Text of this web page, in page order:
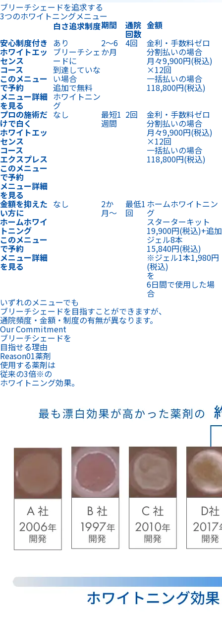
ブリーチシェードを追求する
3つのホワイトニングメニュー
白さ追求制度期間 通院
回数
金額
安心制度付き
ホワイトエッ
センス
コース
このメニュー
で予約
メニュー詳細
を見る
あり
ブリーチシェ
ードに
到達していな
い場合
追加で無料
ホワイトニン
グ
2〜6
か月
4回 金利・手数料ゼロ
分割払いの場合
月々9,900円(税込)
×12回
一括払いの場合
118,800円(税込)
プロの施術だ
けで白く
ホワイトエッ
センス
コース
エクスプレス
このメニュー
で予約
メニュー詳細
を見る
なし 最短1
週間
2回 金利・手数料ゼロ
分割払いの場合
月々9,900円(税込)
×12回
一括払いの場合
118,800円(税込)
金額を抑えた
い方に
ホームホワイ
トニング
このメニュー
で予約
メニュー詳細
を見る
なし 2か
月〜
最低1
回
ホームホワイトニン
グ
スターターキット
19,900円(税込)+追加
ジェル8本
15,840円(税込)
※ジェル1本1,980円
(税込)
を
6日間で使用した場
合
いずれのメニューでも
ブリーチシェードを目指すことができますが、
通院頻度・金額・制度の有無が異なります。
Our Commitment
ブリーチシェードを
目指せる理由
Reason01薬剤
使用する薬剤は
従来の3倍※の
ホワイトニング効果。